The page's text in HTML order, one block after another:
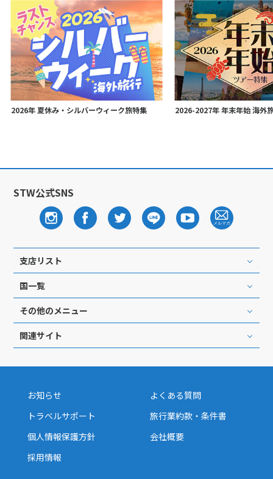
2026年 夏休み・シルバーウィーク旅特集 2026-2027年 年末年始 海外
STW公式SNS
支店リスト
国一覧
その他のメニュー
関連サイト
お知らせ
よくある質問
トラベルサポート
旅行業約款・条件書
個人情報保護方針
会社概要
採用情報